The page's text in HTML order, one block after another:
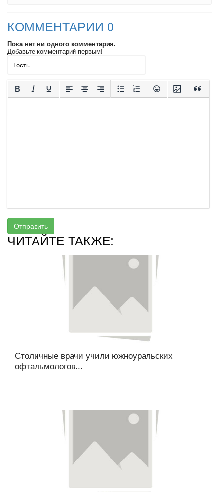
КОММЕНТАРИИ 0
Пока нет ни одного комментария.
Добавьте комментарий первым!
Отправить
ЧИТАЙТЕ ТАКЖЕ:
Столичные врачи учили южноуральских
офтальмологов...